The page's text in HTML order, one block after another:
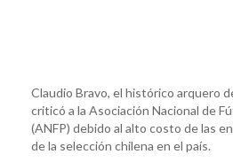
Claudio Bravo, el histórico arquero
criticó a la Asociación Nacional de
(ANFP) debido al alto costo de las
de la selección chilena en el país.